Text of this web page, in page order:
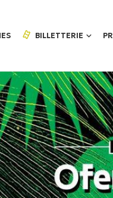
BILLETTERIE